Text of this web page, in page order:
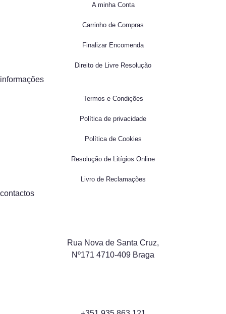
A minha Conta
Carrinho de Compras
Finalizar Encomenda
Direito de Livre Resolução
informações
Termos e Condições
Política de privacidade
Política de Cookies
Resolução de Litígios Online
Livro de Reclamações
contactos
Rua Nova de Santa Cruz,
Nº171 4710-409 Braga